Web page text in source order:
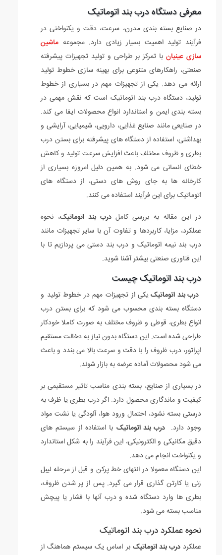
معرفی دستگاه درب بند اتوماتیک
در صنایع بسته بندی مدرن، سرعت، دقت و یکنواختی در
فرآیند تولید اهمیت بسیار زیادی دارد. مجموعه ماشین
سازی عینیانبا تمرکز بر طراحی و تولید تجهیزات پیشرفته
صنعتی، راهکارهای متنوعی برای بهینه سازی خطوط تولید
ارائه می دهد. یکی از تجهیزات مهم در بسیاری از خطوط
تولید، دستگاه درب بند اتوماتیک است که نقش مهمی در
بسته بندی ایمن و استاندارد انواع محصولات ایفا می کند.
در صنایعی مانند صنایع غذایی، دارویی، شیمیایی، آرایشی و
بهداشتی، استفاده از دستگاه های پیشرفته برای بستن درب
بطری و ظروف مختلف باعث افزایش سرعت تولید و کاهش
خطای انسانی می شود. به همین دلیل امروزه بسیاری از
کارخانه ها به جای روش های دستی، از دستگاه های
اتوماتیک برای این فرآیند استفاده می کنند.
در این مقاله به بررسی کاملدرب بند اتوماتیک، نحوه
عملکرد، مزایا، کاربردها و تفاوت آن با سایر تجهیزات مانند
درب بند نیمه اتوماتیک و درب بند دستی می پردازیم تا با
این فناوری صنعتی بیشتر آشنا شوید.
درب بند اتوماتیک چیست
درب بند اتوماتیکیکی از تجهیزات مهم در خطوط تولید و
دستگاه بسته بندی محسوب می شود که برای بستن درب
انواع بطری، قوطی و ظروف مختلف به صورت کاملا خودکار
طراحی شده است. این دستگاه بدون نیاز به دخالت مستقیم
اپراتور، درب ظروف را با دقت و سرعت بالا می بندد و باعث
می شود محصولات آماده عرضه به بازار شوند.
در بسیاری از صنایع، بسته بندی مناسب تاثیر مستقیمی بر
کیفیت و ماندگاری محصول دارد. اگر درب بطری یا ظرف به
درستی بسته نشود، احتمال ورود هوا، آلودگی یا نشت مواد
وجود دارد. درب بند اتوماتیکبا استفاده از سیستم های
دقیق مکانیکی و الکترونیکی، این فرآیند را به شکل استاندارد
و یکنواخت انجام می دهد.
این دستگاه معمولا در انتهای خط پرکن و قبل از مرحله لیبل
زنی یا کارتن گذاری قرار می گیرد. پس از پر شدن ظروف،
بطری ها وارد دستگاه شده و درب آنها با فشار یا پیچش
مناسب بسته می شود.
نحوه عملکرد درب بند اتوماتیک
عملکرد درب بند اتوماتیکبر اساس یک سیستم هماهنگ از